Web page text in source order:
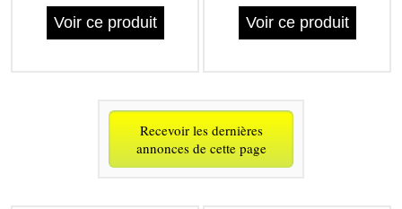
Voir ce produit
Voir ce produit
Recevoir les dernières
annonces de cette page